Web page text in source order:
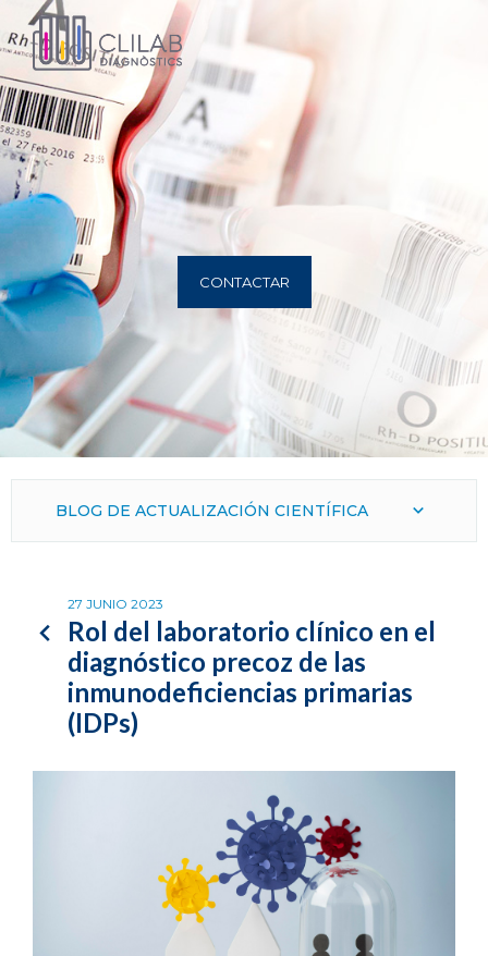
CONTACTAR
27 JUNIO 2023
Rol del laboratorio clínico en el
diagnóstico precoz de las
inmunodeficiencias primarias
(IDPs)
BLOG DE ACTUALIZACIÓN CIENTÍFICA